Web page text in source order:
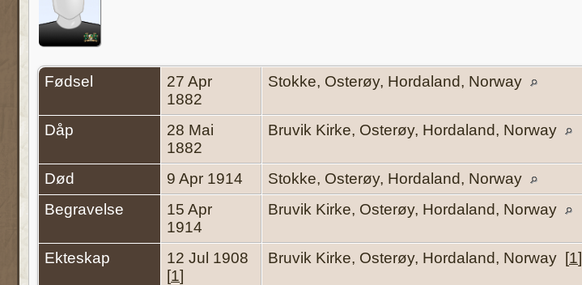
Fødsel
27 Apr
1882
Stokke, Osterøy, Hordaland, Norway
Dåp
28 Mai
1882
Bruvik Kirke, Osterøy, Hordaland, Norway
Død 9 Apr 1914
Stokke, Osterøy, Hordaland, Norway
Begravelse
15 Apr
1914
Bruvik Kirke, Osterøy, Hordaland, Norway
Ekteskap
12 Jul 1908
[1]
Bruvik Kirke, Osterøy, Hordaland, Norway [1]